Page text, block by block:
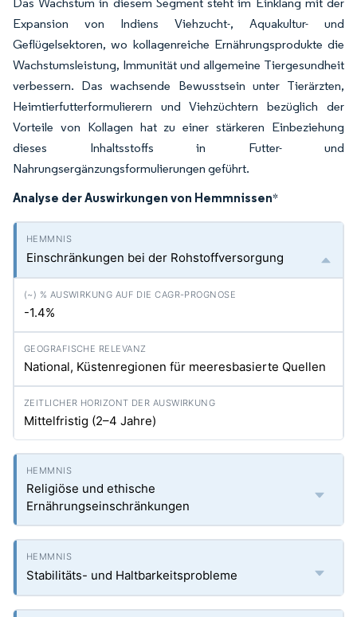
Expansion von Indiens Viehzucht-, Aquakultur- und
Geflügelsektoren, wo kollagenreiche Ernährungsprodukte die
Wachstumsleistung, Immunität und allgemeine Tiergesundheit
verbessern. Das wachsende Bewusstsein unter Tierärzten,
Heimtierfutterformulierern und Viehzüchtern bezüglich der
Vorteile von Kollagen hat zu einer stärkeren Einbeziehung
dieses Inhaltsstoffs in Futter- und
Nahrungsergänzungsformulierungen geführt.
Analyse der Auswirkungen von Hemmnissen*
Einschränkungen bei der Rohstoffversorgung
-1.4%
National, Küstenregionen für meeresbasierte Quellen
Mittelfristig (2–4 Jahre)
Religiöse und ethische
Ernährungseinschränkungen
Stabilitäts- und Haltbarkeitsprobleme